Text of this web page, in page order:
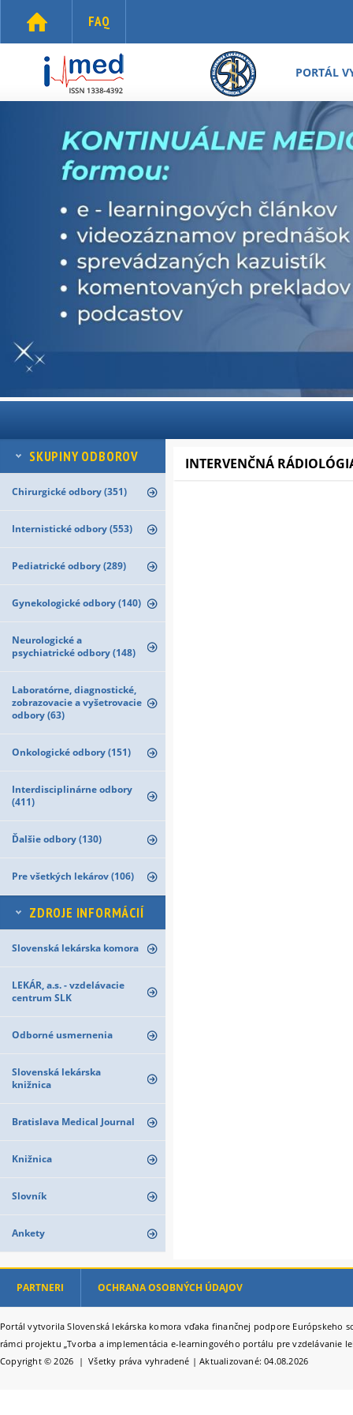
FAQ
PORTÁL
SKUPINY ODBOROV
Chirurgické odbory (351)
Internistické odbory (553)
Pediatrické odbory (289)
Gynekologické odbory (140)
Neurologické a
psychiatrické odbory (148)
Laboratórne, diagnostické,
zobrazovacie a vyšetrovacie
odbory (63)
Onkologické odbory (151)
Interdisciplinárne odbory
(411)
Ďalšie odbory (130)
Pre všetkých lekárov (106)
ZDROJE INFORMÁCIÍ
Slovenská lekárska komora
LEKÁR, a.s. - vzdelávacie
centrum SLK
Odborné usmernenia
Slovenská lekárska
knižnica
Bratislava Medical Journal
Knižnica
Slovník
Ankety
INTERVENČNÁ
PARTNERI OCHRANA OSOBNÝCH ÚDAJOV
Portál vytvorila Slovenská lekárska komora vďaka finančnej podpore Európskeho
rámci projektu „Tvorba a implementácia e-learningového portálu pre vzdelávanie
Copyright © 2026 | Všetky práva vyhradené | Aktualizované: 04.08.2026